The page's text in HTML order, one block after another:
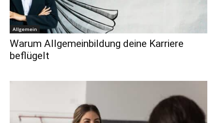
Allgemein
Warum Allgemeinbildung deine Karriere
beflügelt